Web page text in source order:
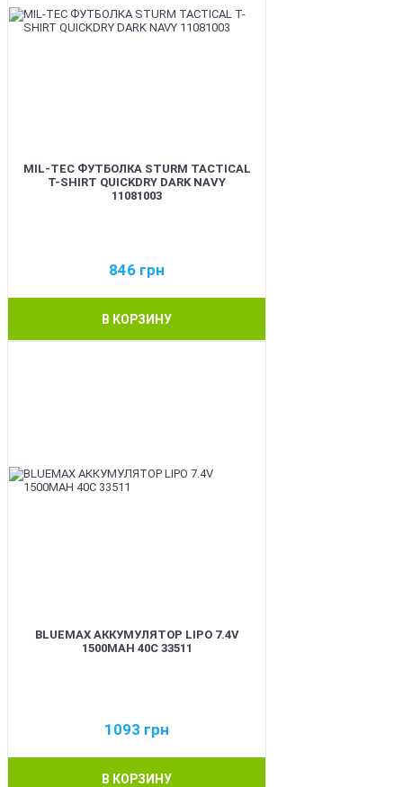
MIL-TEC ФУТБОЛКА STURM TACTICAL
T-SHIRT QUICKDRY DARK NAVY
11081003
846 грн
В КОРЗИНУ
BLUEMAX АККУМУЛЯТОР LIPO 7.4V
1500MAH 40C 33511
1093 грн
В КОРЗИНУ